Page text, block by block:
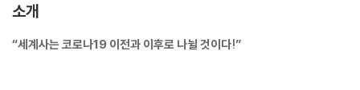
소개
“세계사는 코로나19 이전과 이후로 나뉠 것이다!”